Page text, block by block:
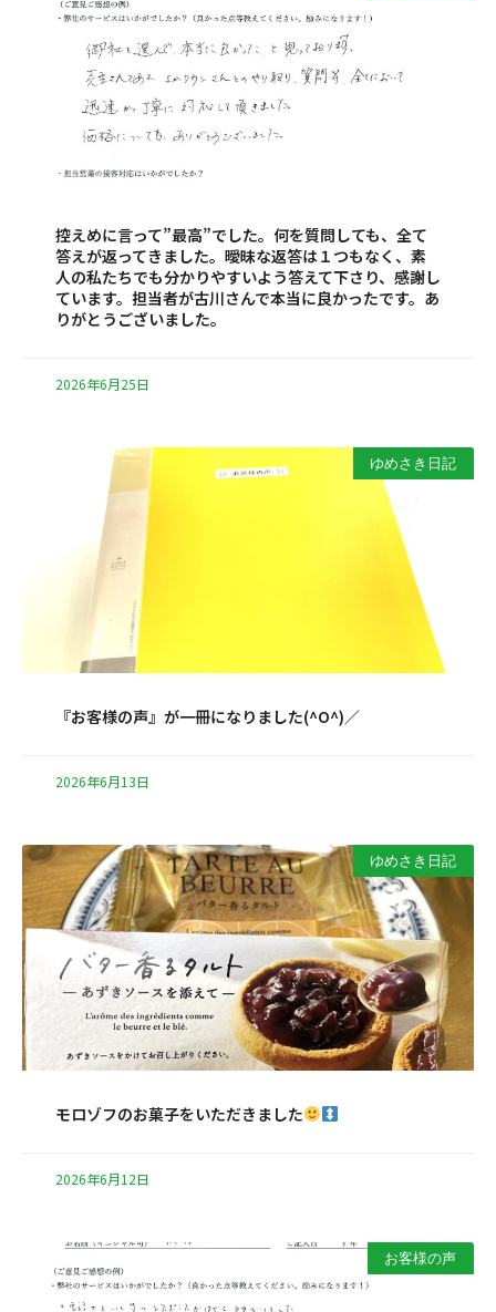
控えめに言って”最高”でした。何を質問しても、全て
答えが返ってきました。曖昧な返答は１つもなく、素
人の私たちでも分かりやすいよう答えて下さり、感謝し
ています。担当者が古川さんで本当に良かったです。あ
りがとうございました。
2026年6月25日
ゆめさき日記
『お客様の声』が一冊になりました(^O^)／
2026年6月13日
ゆめさき日記
モロゾフのお菓子をいただきました
2026年6月12日
お客様の声